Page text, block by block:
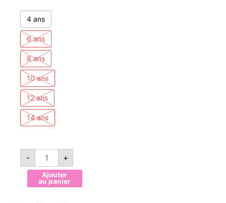
4 ans
6 ans
8 ans
10 ans
12 ans
14 ans
-
quantité
Jogging
veste
print
Barbie
+
Ajouter
au panier